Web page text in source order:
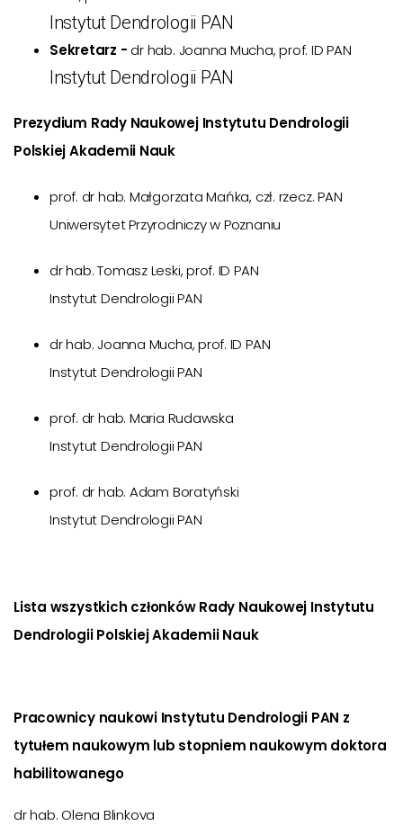
Instytut Dendrologii PAN
Sekretarz - dr hab. Joanna Mucha, prof. ID PAN
Instytut Dendrologii PAN
Prezydium Rady Naukowej Instytutu Dendrologii
Polskiej Akademii Nauk
prof. dr hab. Małgorzata Mańka, czł. rzecz. PAN
Uniwersytet Przyrodniczy w Poznaniu
dr hab. Tomasz Leski, prof. ID PAN
Instytut Dendrologii PAN
dr hab. Joanna Mucha, prof. ID PAN
Instytut Dendrologii PAN
prof. dr hab. Maria Rudawska
Instytut Dendrologii PAN
prof. dr hab. Adam Boratyński
Instytut Dendrologii PAN
Lista wszystkich członków Rady Naukowej Instytutu
Dendrologii Polskiej Akademii Nauk
Pracownicy naukowi Instytutu Dendrologii PAN z
tytułem naukowym lub stopniem naukowym doktora
habilitowanego
dr hab. Olena Blinkova